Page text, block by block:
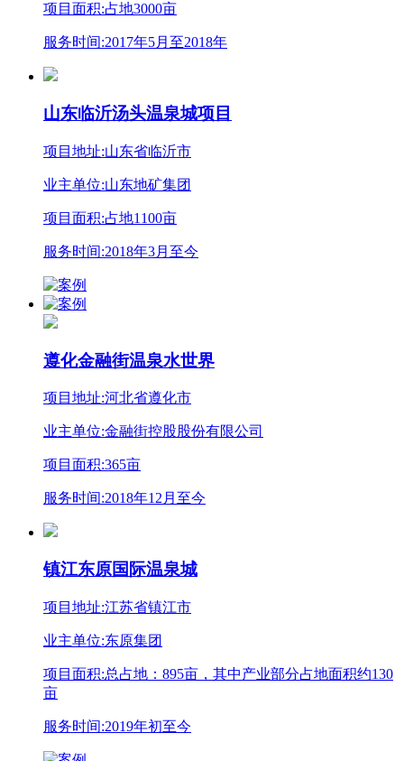
项目面积:占地3000亩
服务时间:2017年5月至2018年
山东临沂汤头温泉城项目
项目地址:山东省临沂市
业主单位:山东地矿集团
项目面积:占地1100亩
服务时间:2018年3月至今
遵化金融街温泉水世界
项目地址:河北省遵化市
业主单位:金融街控股股份有限公司
项目面积:365亩
服务时间:2018年12月至今
镇江东原国际温泉城
项目地址:江苏省镇江市
业主单位:东原集团
项目面积:总占地：895亩，其中产业部分占地面积约130
亩
服务时间:2019年初至今